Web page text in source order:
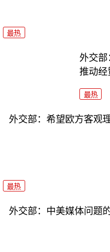
最热
外交
推动经
最热
外交部：希望欧方客观
最热
外交部：中美媒体问题